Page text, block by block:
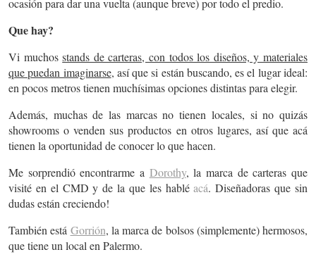
ocasión para dar una vuelta (aunque breve) por todo el predio.
Que hay?
Vi muchosstands de carteras, con todos los diseños, y materiales
que puedan imaginarse, así que si están buscando, es el lugar ideal:
en pocos metros tienen muchísimas opciones distintas para elegir.
Además, muchas de las marcas no tienen locales, si no quizás
showrooms o venden sus productos en otros lugares, así que acá
tienen la oportunidad de conocer lo que hacen.
Me sorprendió encontrarme a Dorothy, la marca de carteras que
visité en el CMD y de la que les habléacá. Diseñadoras que sin
dudas están creciendo!
También está Gorrión, la marca de bolsos (simplemente) hermosos,
que tiene un local en Palermo.